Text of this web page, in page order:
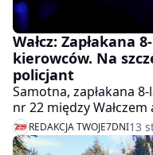
Wałcz: Zapłakana
kierowców. Na
policjant
Samotna, zapłakana
nr 22 między
przejeżdżających aut.
Zareagował dopiero
REDAKCJA TWOJE7DNI13